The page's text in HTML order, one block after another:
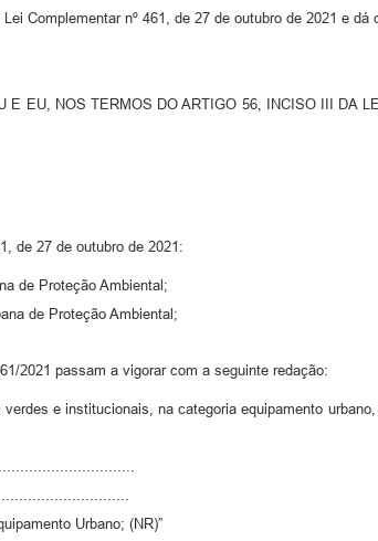
Complementar nº 461, de 27 de outubro de 2021 e dá
E EU, NOS TERMOS DO ARTIGO 56, INCISO III DA
de 27 de outubro de 2021:
de Proteção Ambiental;
de Proteção Ambiental;
2021 passam a vigorar com a seguinte redação:
e institucionais, na categoria equipamento
Urbano; (NR)”